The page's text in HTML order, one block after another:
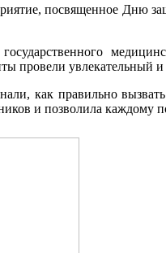
посвященное Дню
провели
как правильно
и позволила каждому